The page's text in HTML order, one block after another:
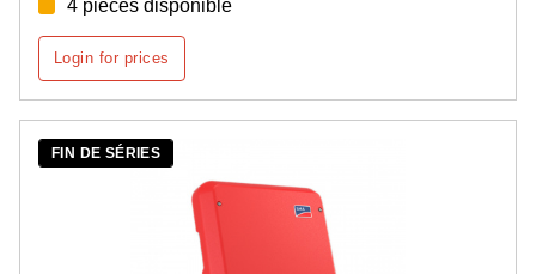
4 pièces disponible
Login for prices
FIN DE SÉRIES